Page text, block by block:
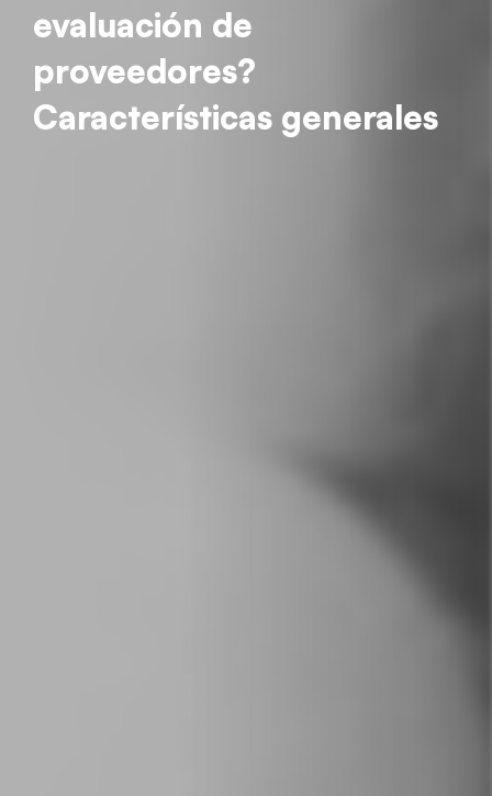
evaluación de
proveedores?
Características generales